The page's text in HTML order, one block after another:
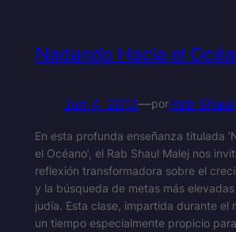
Nadando Hacia el
Jun 4, 2013—porRab
En esta profunda enseñanza titulada
el Océano’, el Rab Shaul Malej nos
reflexión transformadora sobre el
y la búsqueda de metas más
judía. Esta clase, impartida durante el
un tiempo especialmente propicio